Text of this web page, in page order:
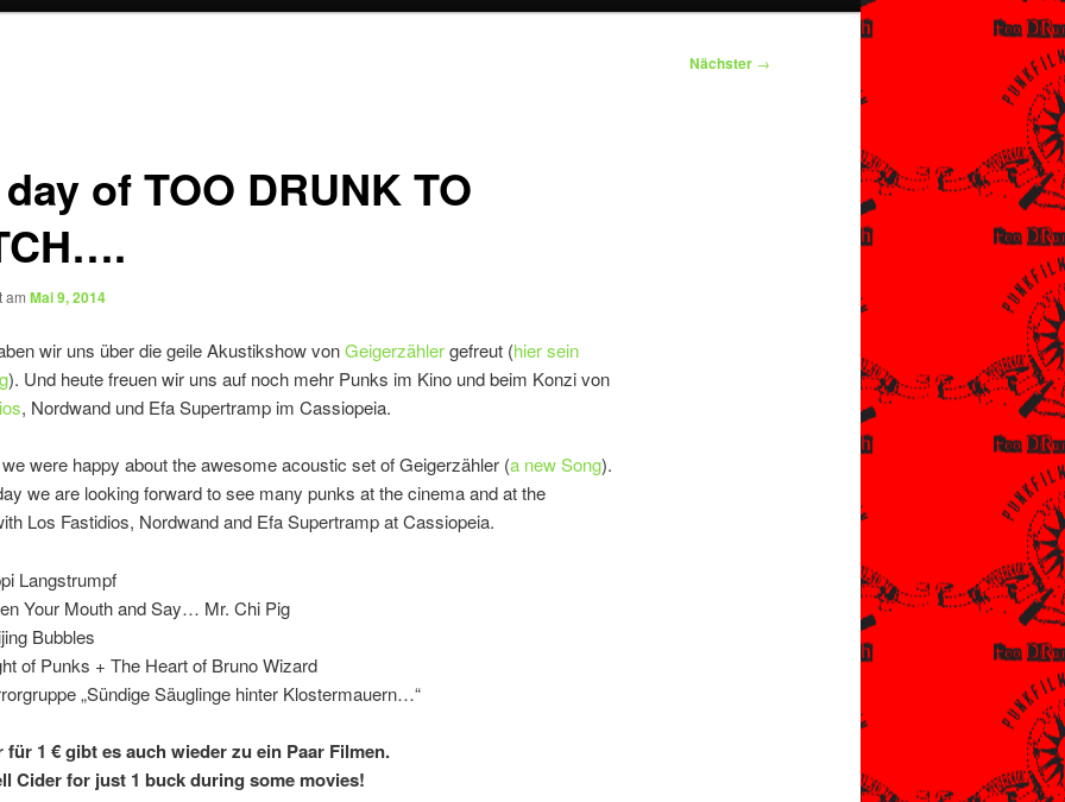
Nächster →
of TOO DRUNK TO
am Mai 9, 2014
wir uns über die geile Akustikshow vonGeigerzählergefreut (hier sein
). Und heute freuen wir uns auf noch mehr Punks im Kino und beim Konzi von
, Nordwand und Efa Supertramp im Cassiopeia.
were happy about the awesome acoustic set of Geigerzähler (a new Song).
we are looking forward to see many punks at the cinema and at the
Los Fastidios, Nordwand and Efa Supertramp at Cassiopeia.
Langstrumpf
Your Mouth and Say… Mr. Chi Pig
Bubbles
of Punks + The Heart of Bruno Wizard
„Sündige Säuglinge hinter Klostermauern…“
für 1 € gibt es auch wieder zu ein Paar Filmen.
Cider for just 1 buck during some movies!